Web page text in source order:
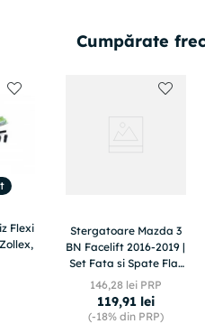
Cumpărate
Flexi
Stergatoare Mazda 3
BN Facelift 2016-2019 |
Set Fata si Spate Flat
Premium – TeamCar®
146,28lei PRP
119,91 lei
(-18%din PRP)